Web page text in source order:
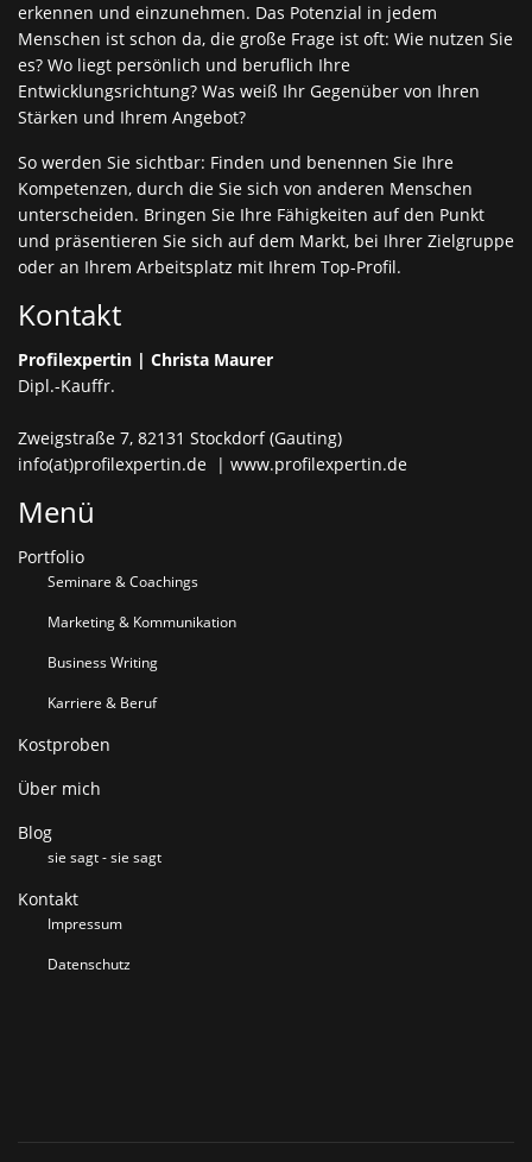
erkennen und einzunehmen. Das Potenzial in jedem
Menschen ist schon da, die große Frage ist oft: Wie nutzen Sie
es? Wo liegt persönlich und beruflich Ihre
Entwicklungsrichtung? Was weiß Ihr Gegenüber von Ihren
Stärken und Ihrem Angebot?
So werden Sie sichtbar: Finden und benennen Sie Ihre
Kompetenzen, durch die Sie sich von anderen Menschen
unterscheiden. Bringen Sie Ihre Fähigkeiten auf den Punkt
und präsentieren Sie sich auf dem Markt, bei Ihrer Zielgruppe
oder an Ihrem Arbeitsplatz mit Ihrem Top-Profil.
Kontakt
Profilexpertin | Christa Maurer
Dipl.-Kauffr.
Zweigstraße 7, 82131 Stockdorf (Gauting)
info(at)profilexpertin.de | www.profilexpertin.de
Menü
Portfolio
Seminare & Coachings
Marketing & Kommunikation
Business Writing
Karriere & Beruf
Kostproben
Über mich
Blog
sie sagt - sie sagt
Kontakt
Impressum
Datenschutz